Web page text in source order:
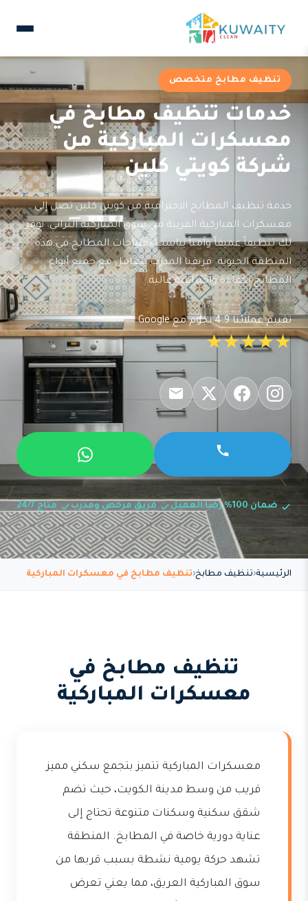
تنظيف مطابخ متخصص
خدمات تنظيف مطابخ في
معسكرات المباركية من
شركة كويتي كلين
خدمة تنظيف المطابخ الاحترافية من كويتي كلين تصل إلى
معسكرات المباركية القريبة من سوق المباركية التراثي. نوفر
لك تنظيفاً عميقاً وآمناً يناسب احتياجات المطابخ في هذه
المنطقة الحيوية. فريقنا المدرب يتعامل مع جميع أنواع
المطابخ بكفاءة واحترافية عالية.
تقييم عملائنا 4.9 نجوم مع Google
★★★★★
ضمان 100% رضا العميل فريق مرخص ومدرب متاح 24/7
الرئيسية تنظيف مطابخ تنظيف مطابخ في معسكرات المباركية
تنظيف مطابخ في
معسكرات المباركية
معسكرات المباركية تتميز بتجمع سكني مميز
قريب من وسط مدينة الكويت، حيث تضم
شقق سكنية وسكنات متنوعة تحتاج إلى
عناية دورية خاصة في المطابخ. المنطقة
تشهد حركة يومية نشطة بسبب قربها من
سوق المباركية العريق، مما يعني تعرض